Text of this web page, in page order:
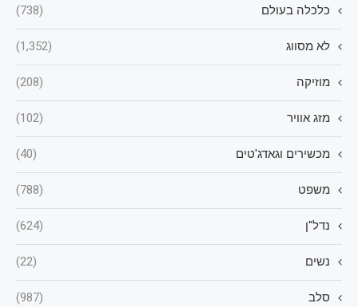
כלכלה בעולם (738)
לא מסווג (1,352)
מוזיקה (208)
מזג אוויר (102)
מכשירים וגאדג'טים (40)
משפט (788)
נדל"ן (624)
נשים (22)
סלב (987)